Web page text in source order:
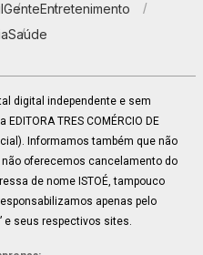
GenteEntretenimento
Saúde
digital independente e sem
TRES COMÉRCIO DE
Informamos também que não
oferecemos cancelamento do
de nome ISTOÉ, tampouco
apenas pelo
e seus respectivos sites.